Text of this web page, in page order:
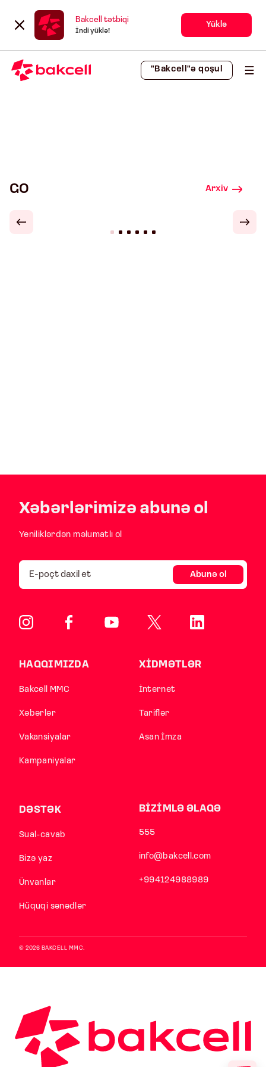
Bakcell tətbiqi
İndi yüklə!
Yüklə
"Bakcell"ə qoşul
GO Arxiv
Xəbərlərimizə abunə ol
Yeniliklərdən məlumatlı ol
Abunə ol
HAQQIMIZDA
Bakcell MMC
Xəbərlər
Vakansiyalar
Kampaniyalar
XİDMƏTLƏR
İnternet
Tariflər
Asan İmza
DƏSTƏK
Sual-cavab
Bizə yaz
Ünvanlar
Hüquqi sənədlər
BİZİMLƏ ƏLAQƏ
555
info@bakcell.com
+994124988989
© 2026 BAKCELL MMC.